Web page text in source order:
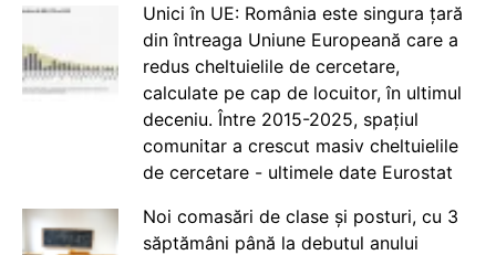
Unici în UE: România este singura țară
din întreaga Uniune Europeană care a
redus cheltuielile de cercetare,
calculate pe cap de locuitor, în ultimul
deceniu. Între 2015-2025, spațiul
comunitar a crescut masiv cheltuielile
de cercetare - ultimele date Eurostat
Noi comasări de clase și posturi, cu 3
săptămâni până la debutul anului